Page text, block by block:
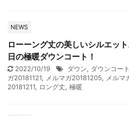
NEWS
ローーング丈の美しいシルエッ
日の極暖ダウンコート！
2022/10/19 ダウン, ダウンコート
ガ20181121, メルマガ20181205, メルマ
20181211, ロング丈, 極暖